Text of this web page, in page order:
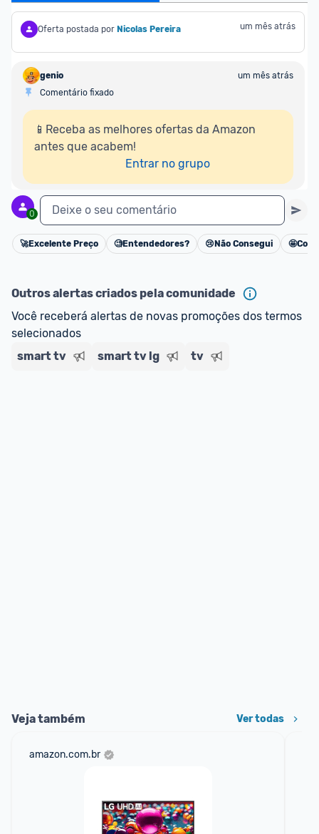
Oferta postada por Nicolas Pereira um mês atrás
genio
um mês atrás
Comentário fixado
📱Receba as melhores ofertas da Amazon
antes que acabem!
Entrar no grupo
0 Deixe o seu comentário
Cancelar
🚀Excelente Preço 🧐Entendedores? 😢 Não Consegui 🤩
Outros alertas criados pela comunidade
Você receberá alertas de novas promoções dos termos
selecionados
smart tv
smart tv lg tv
Veja também Ver todas
amazon.com.br